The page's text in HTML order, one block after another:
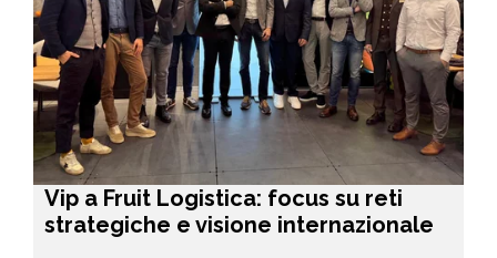
Vip a Fruit Logistica: focus su reti
strategiche e visione internazionale